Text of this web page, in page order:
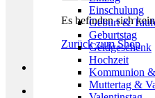
Es befinden sich
Zurück zum Shop
Einschulung
Geburt &
Geburtstag
Geldgeschenk
Hochzeit
Kommunion
Muttertag &